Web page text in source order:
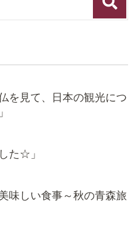
を見て、日本の観光につ
た☆」
味しい食事～秋の青森旅